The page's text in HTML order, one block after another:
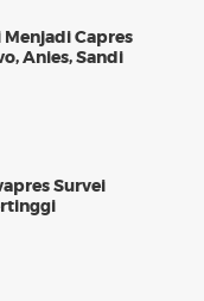
Capres
Anies, Sandi
Survei